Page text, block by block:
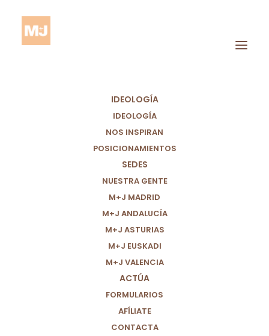
IDEOLOGÍA
IDEOLOGÍA
NOS INSPIRAN
POSICIONAMIENTOS
SEDES
NUESTRA GENTE
M+J MADRID
M+J ANDALUCÍA
M+J ASTURIAS
M+J EUSKADI
M+J VALENCIA
ACTÚA
FORMULARIOS
AFÍLIATE
CONTACTA
Consumo Sostenible